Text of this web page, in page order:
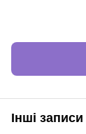
Інші записи